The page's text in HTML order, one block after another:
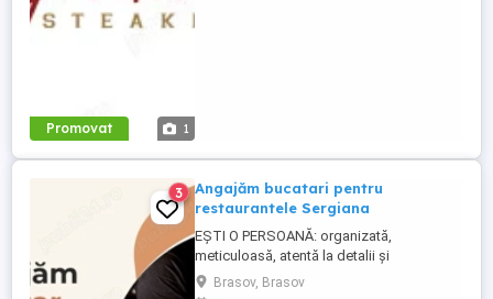
Promovat 1
3
Angajăm bucatari pentru
restaurantele Sergiana
EȘTI O PERSOANĂ: organizată,
meticuloasă, atentă la detalii și
responsabilă si ai lucrat pe sectia ciorbe,
paneuri garnituri si gratar CEEA CE
Brasov, Brasov